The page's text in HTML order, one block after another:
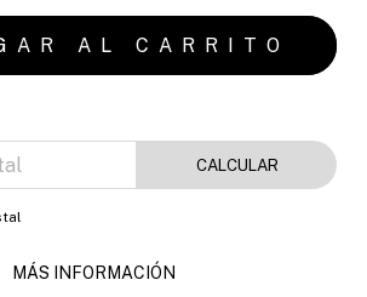
CALCULAR
MÁS INFORMACIÓN